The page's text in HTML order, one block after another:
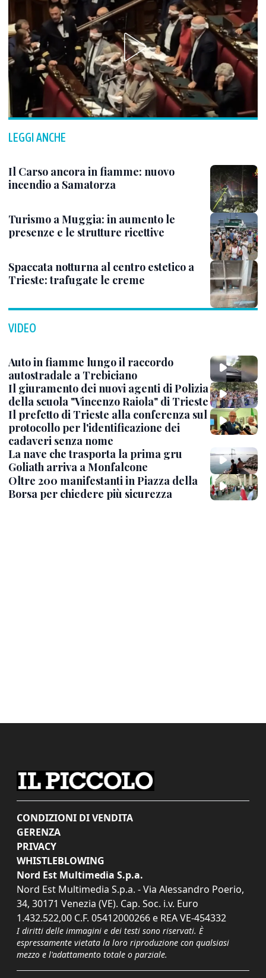
LEGGI ANCHE
Il Carso ancora in fiamme: nuovo
incendio a Samatorza
Turismo a Muggia: in aumento le
presenze e le strutture ricettive
Spaccata notturna al centro estetico a
Trieste: trafugate le creme
VIDEO
Auto in fiamme lungo il raccordo
autostradale a Trebiciano
Il giuramento dei nuovi agenti di Polizia
della scuola "Vincenzo Raiola" di Trieste
Il prefetto di Trieste alla conferenza sul
protocollo per l'identificazione dei
cadaveri senza nome
La nave che trasporta la prima gru
Goliath arriva a Monfalcone
Oltre 200 manifestanti in Piazza della
Borsa per chiedere più sicurezza
CONDIZIONI DI VENDITA
GERENZA
PRIVACY
WHISTLEBLOWING
Nord Est Multimedia S.p.a.
Nord Est Multimedia S.p.a. - Via Alessandro Poerio,
34, 30171 Venezia (VE). Cap. Soc. i.v. Euro
1.432.522,00 C.F. 05412000266 e REA VE-454332
I diritti delle immagini e dei testi sono riservati. È
espressamente vietata la loro riproduzione con qualsiasi
mezzo e l'adattamento totale o parziale.